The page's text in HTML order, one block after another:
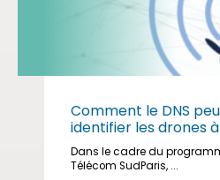
Comment le DNS
identifier les drones
Dans le cadre du
Télécom SudParis, ...